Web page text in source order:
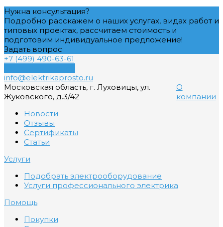
Нужна консультация?
Подробно расскажем о наших услугах, видах работ и
типовых проектах, рассчитаем стоимость и
подготовим индивидуальное предложение!
Задать вопрос
+7 (499) 490-63-61
info@elektrikaprosto.ru
Московская область, г. Луховицы, ул.
Жуковского, д.3/42
О
компании
Новости
Отзывы
Сертификаты
Статьи
Услуги
Подобрать электрооборудование
Услуги профессионального электрика
Помощь
Покупки